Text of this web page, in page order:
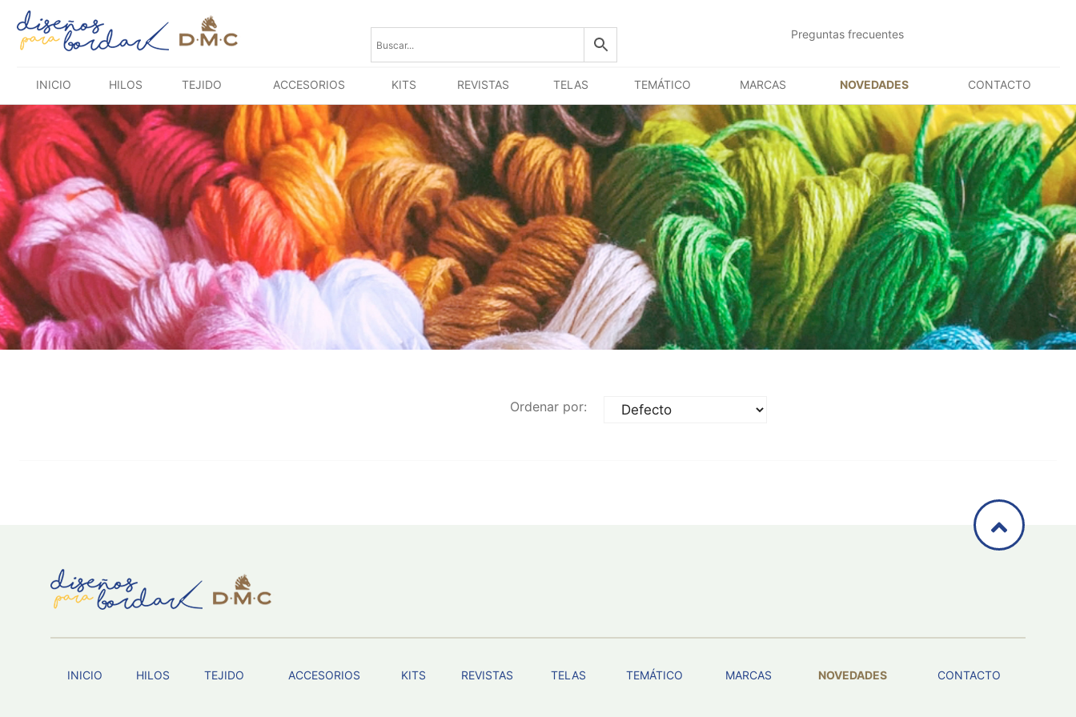
Saltar
contenido
Preguntas frecuentes
INICIO HILOS TEJIDO ACCESORIOS KITS REVISTAS TELAS TEMÁTICO MARCAS NOVEDADES CONTACTO
Ordenar por:
INICIO HILOS TEJIDO ACCESORIOS KITS REVISTAS TELAS TEMÁTICO MARCAS NOVEDADES CONTACTO